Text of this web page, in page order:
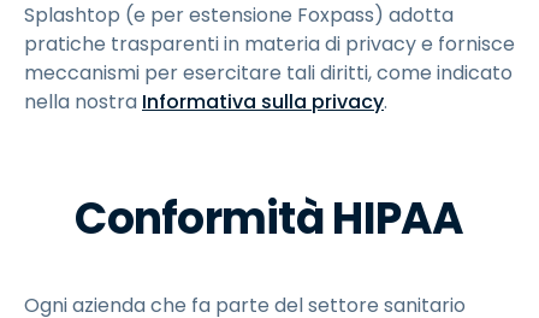
Splashtop (e per estensione Foxpass) adotta
pratiche trasparenti in materia di privacy e fornisce
meccanismi per esercitare tali diritti, come indicato
nella nostra Informativa sulla privacy.
Conformità HIPAA
Ogni azienda che fa parte del settore sanitario